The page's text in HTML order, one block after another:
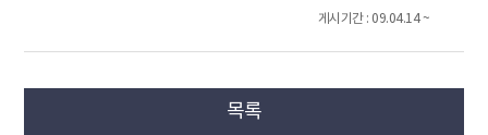
게시기간 : 09.04.14 ~
목록